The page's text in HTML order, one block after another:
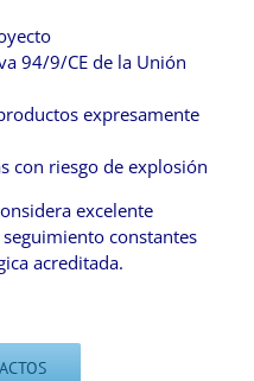
94/9/CE de la Unión
expresamente
con riesgo de explosión
excelente
constantes
acreditada.